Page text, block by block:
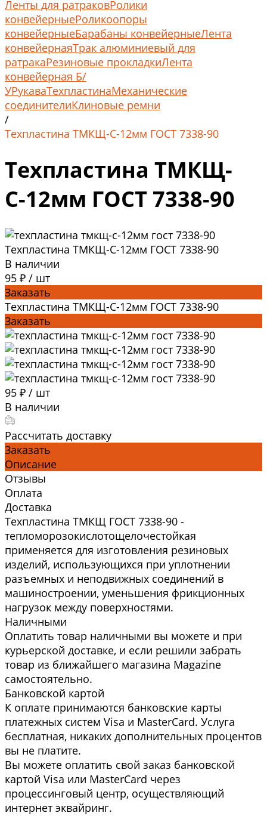
Ленты для ратраковРолики
конвейерныеРоликоопоры
конвейерныеБарабаны конвейерныеЛента
конвейернаяТрак алюминиевый для
ратракаРезиновые прокладкиЛента
конвейерная Б/
УРукаваТехпластинаМеханические
соединителиКлиновые ремни
/
Техпластина ТМКЩ-С-12мм ГОСТ 7338-90
Техпластина ТМКЩ-
С-12мм ГОСТ 7338-90
Техпластина ТМКЩ-С-12мм ГОСТ 7338-90
В наличии
95 ₽ / шт
Заказать
Техпластина ТМКЩ-С-12мм ГОСТ 7338-90
Заказать
95 ₽ / шт
В наличии
Рассчитать доставку
Заказать
Описание
Отзывы
Оплата
Доставка
Техпластина ТМКЩ ГОСТ 7338-90 -
тепломорозокислотощелочестойкая
применяется для изготовления резиновых
изделий, использующихся при уплотнении
разъемных и неподвижных соединений в
машиностроении, уменьшения фрикционных
нагрузок между поверхностями.
Наличными
Оплатить товар наличными вы можете и при
курьерской доставке, и если решили забрать
товар из ближайшего магазина Magazine
самоcтоятельно.
Банковской картой
К оплате принимаются банковские карты
платежных систем Visa и MasterCard. Услуга
бесплатная, никаких дополнительных процентов
вы не платите.
Вы можете оплатить свой заказ банковской
картой Visa или MasterCard через
процессинговый центр, осуществляющий
интернет эквайринг.